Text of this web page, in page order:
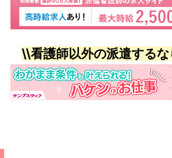
\\看護師以外の派遣する